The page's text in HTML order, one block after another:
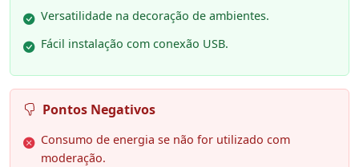
Versatilidade na decoração de ambientes.
Fácil instalação com conexão USB.
Pontos Negativos
Consumo de energia se não for utilizado com
moderação.